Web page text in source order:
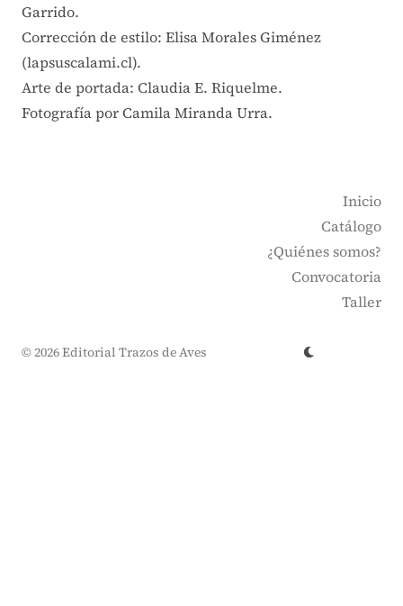
Garrido.
Corrección de estilo: Elisa Morales Giménez
(lapsuscalami.cl).
Arte de portada: Claudia E. Riquelme.
Fotografía por Camila Miranda Urra.
Inicio
Catálogo
¿Quiénes somos?
Convocatoria
Taller
© 2026 Editorial Trazos de Aves